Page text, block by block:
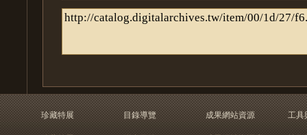
珍藏特展
目錄導覽
成果網站資源
工具